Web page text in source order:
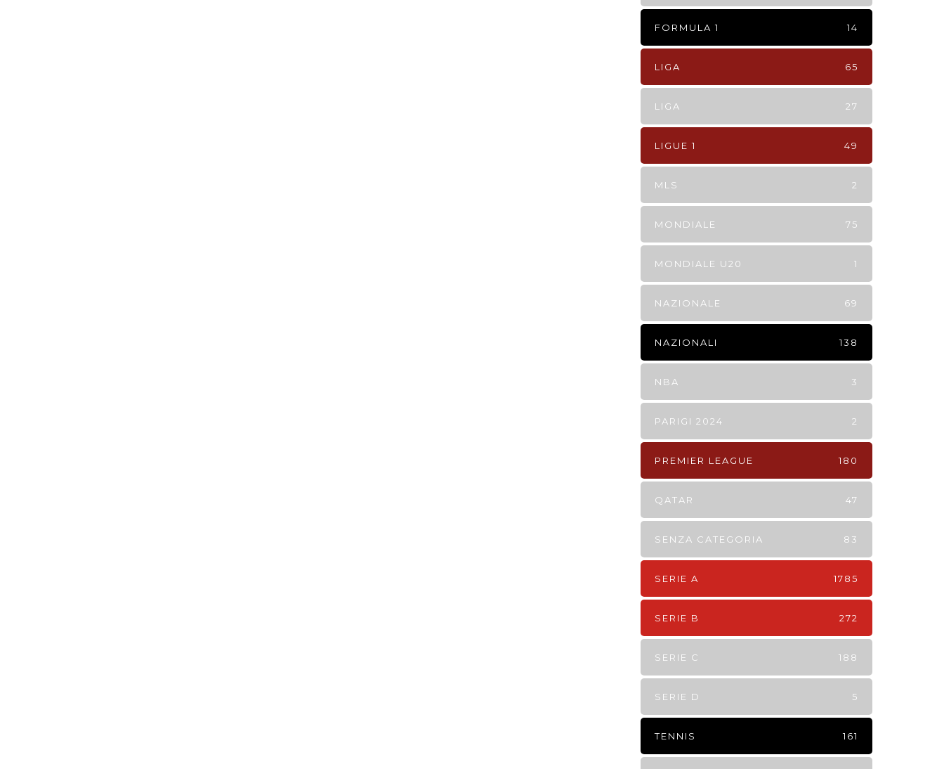
FORMULA 1 14
LIGA 65
LIGA 27
LIGUE 1 49
MLS 2
MONDIALE 75
MONDIALE U20 1
NAZIONALE 69
NAZIONALI 138
NBA 3
PARIGI 2024 2
PREMIER LEAGUE 180
QATAR 47
SENZA CATEGORIA 83
SERIE A 1785
SERIE B 272
SERIE C 188
SERIE D 5
TENNIS 161